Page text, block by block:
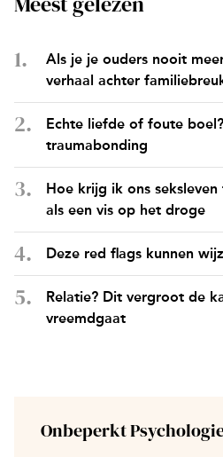
Als je je ouders nooit
verhaal achter
Echte liefde of foute
traumabonding
Hoe krijg ik ons
als een vis op het droge
Deze red flags kunnen
Relatie? Dit vergroot de
vreemdgaat
Onbeperkt